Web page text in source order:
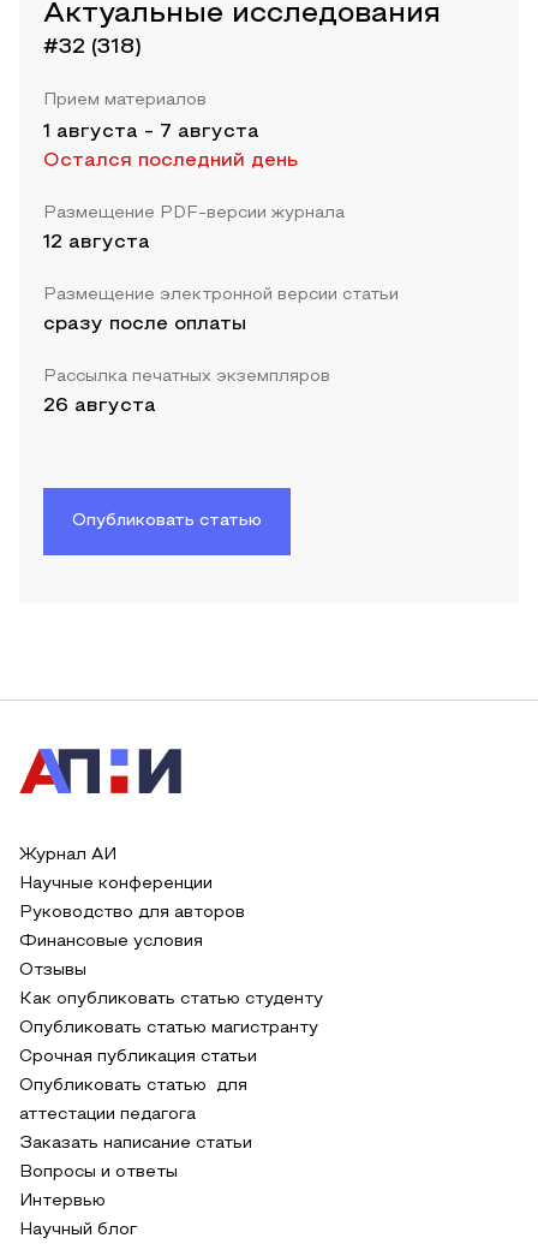
Актуальные исследования
#32 (318)
Прием материалов
1 августа - 7 августа
Остался последний день
Размещение PDF-версии журнала
12 августа
Размещение электронной версии статьи
сразу после оплаты
Рассылка печатных экземпляров
26 августа
Опубликовать статью
Журнал АИ
Научные конференции
Руководство для авторов
Финансовые условия
Отзывы
Как опубликовать статью студенту
Опубликовать статью магистранту
Срочная публикация статьи
Опубликовать статью для
аттестации педагога
Заказать написание статьи
Вопросы и ответы
Интервью
Научный блог